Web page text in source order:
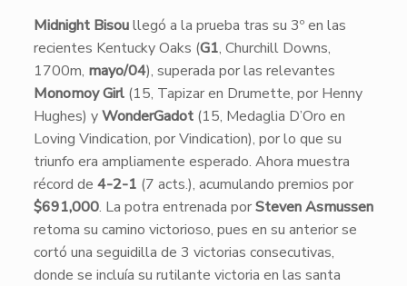
Midnight Bisoullegó a la prueba tras su 3º en las
recientes Kentucky Oaks (G1, Churchill Downs,
1700m, mayo/04), superada por las relevantes
Monomoy Girl(15, Tapizar en Drumette, por Henny
Hughes) yWonderGadot(15, Medaglia D’Oro en
Loving Vindication, por Vindication), por lo que su
triunfo era ampliamente esperado. Ahora muestra
récord de 4-2-1 (7 acts.), acumulando premios por
$691,000. La potra entrenada porSteven Asmussen
retoma su camino victorioso, pues en su anterior se
cortó una seguidilla de 3 victorias consecutivas,
donde se incluía su rutilante victoria en las santa